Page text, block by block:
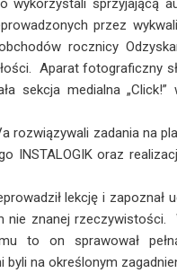
sprzyjającą
przez
rocznicy
Aparat fotograficzny
sekcja medialna
zadania na
oraz
lekcję i zapoznał
znanej
to on sprawował
na określonym